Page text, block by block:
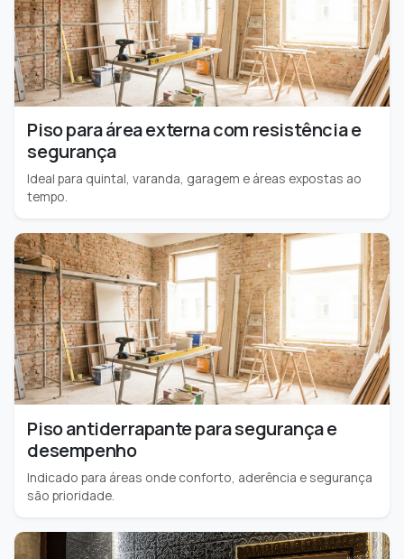
Piso para área externa com resistência e
segurança
Ideal para quintal, varanda, garagem e áreas expostas ao
tempo.
Piso antiderrapante para segurança e
desempenho
Indicado para áreas onde conforto, aderência e segurança
são prioridade.